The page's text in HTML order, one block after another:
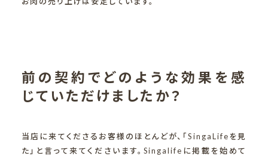
前の契約でどのような効果を感
じていただけましたか？
当店に来てくださるお客様のほとんどが、「SingaLifeを見
た」と言って来てくださいます。Singalifeに掲載を始めて